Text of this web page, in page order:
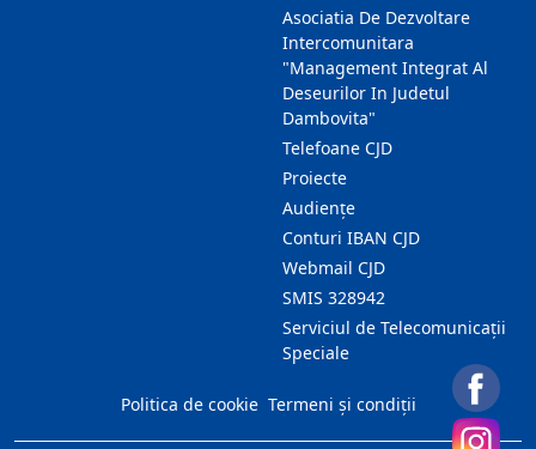
Asociatia De Dezvoltare
Intercomunitara
"Management Integrat Al
Deseurilor In Judetul
Dambovita"
Telefoane CJD
Proiecte
Audienţe
Conturi IBAN CJD
Webmail CJD
SMIS 328942
Serviciul de Telecomunicații
Speciale
Politica de cookie Termeni și condiții